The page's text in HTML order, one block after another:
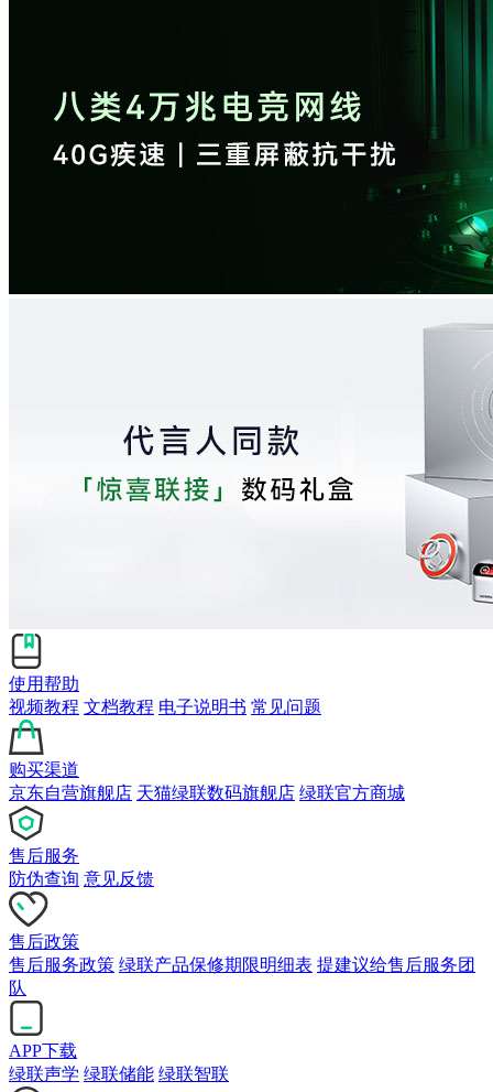
使用帮助
视频教程 文档教程 电子说明书 常见问题
购买渠道
京东自营旗舰店 天猫绿联数码旗舰店 绿联官方商城
售后服务
防伪查询 意见反馈
售后政策
售后服务政策 绿联产品保修期限明细表 提建议给售后服务团
队
APP下载
绿联声学 绿联储能 绿联智联